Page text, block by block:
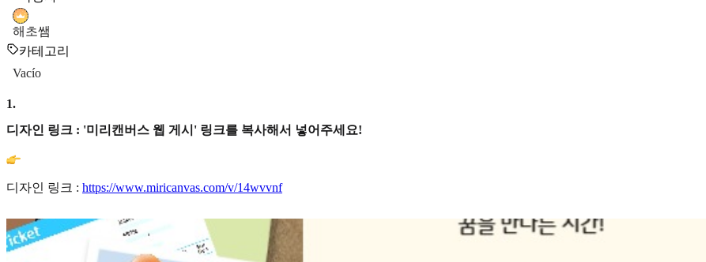
해초쌤
카테고리
Vacío
1.
디자인 링크 : '미리캔버스 웹 게시' 링크를 복사해서 넣어주세요!
디자인 링크 : https://www.miricanvas.com/v/14wvvnf